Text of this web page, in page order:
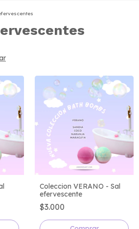
Coleccion VERANO - Sal
efervescente
$3.000